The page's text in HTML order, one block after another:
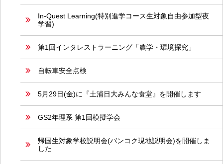
In-Quest Learning(特別進学コース生対象自由参加型夜
学習)
第1回インタレストラーニング「農学・環境探究」
自転車安全点検
5月29日(金)に『土浦日大みんな食堂』を開催します
GS2年理系 第1回模擬学会
帰国生対象学校説明会(バンコク現地説明会)を開催しま
した